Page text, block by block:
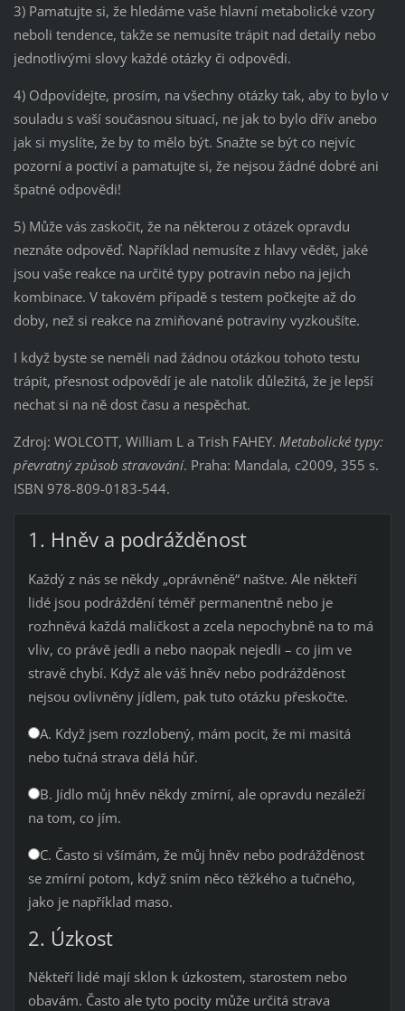
3) Pamatujte si, že hledáme vaše hlavní metabolické vzory
neboli tendence, takže se nemusíte trápit nad detaily nebo
jednotlivými slovy každé otázky či odpovědi.
4) Odpovídejte, prosím, na všechny otázky tak, aby to bylo v
souladu s vaší současnou situací, ne jak to bylo dřív anebo
jak si myslíte, že by to mělo být. Snažte se být co nejvíc
pozorní a poctiví a pamatujte si, že nejsou žádné dobré ani
špatné odpovědi!
5) Může vás zaskočit, že na některou z otázek opravdu
neznáte odpověď. Například nemusíte z hlavy vědět, jaké
jsou vaše reakce na určité typy potravin nebo na jejich
kombinace. V takovém případě s testem počkejte až do
doby, než si reakce na zmiňované potraviny vyzkoušíte.
I když byste se neměli nad žádnou otázkou tohoto testu
trápit, přesnost odpovědí je ale natolik důležitá, že je lepší
nechat si na ně dost času a nespěchat.
Zdroj: WOLCOTT, William L a Trish FAHEY. Metabolické typy:
převratný způsob stravování. Praha: Mandala, c2009, 355 s.
ISBN 978-809-0183-544.
1. Hněv a podrážděnost
Každý z nás se někdy „oprávněně“ naštve. Ale někteří
lidé jsou podráždění téměř permanentně nebo je
rozhněvá každá maličkost a zcela nepochybně na to má
vliv, co právě jedli a nebo naopak nejedli – co jim ve
stravě chybí. Když ale váš hněv nebo podrážděnost
nejsou ovlivněny jídlem, pak tuto otázku přeskočte.
A. Když jsem rozzlobený, mám pocit, že mi masitá
nebo tučná strava dělá hůř.
B. Jídlo můj hněv někdy zmírní, ale opravdu nezáleží
na tom, co jím.
C. Často si všímám, že můj hněv nebo podrážděnost
se zmírní potom, když sním něco těžkého a tučného,
jako je například maso.
2. Úzkost
Někteří lidé mají sklon k úzkostem, starostem nebo
obavám. Často ale tyto pocity může určitá strava